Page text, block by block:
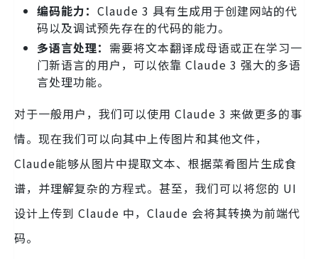
编码能力： Claude 3 具有生成用于创建网站的代
码以及调试预先存在的代码的能力。
多语言处理： 需要将文本翻译成母语或正在学习一
门新语言的用户，可以依靠 Claude 3 强大的多语
言处理功能。
对于一般用户，我们可以使用 Claude 3 来做更多的事
情。现在我们可以向其中上传图片和其他文件，
Claude能够从图片中提取文本、根据菜肴图片生成食
谱，并理解复杂的方程式。甚至，我们可以将您的 UI
设计上传到 Claude 中，Claude 会将其转换为前端代
码。